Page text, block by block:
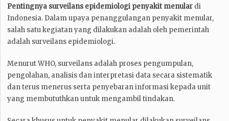
Pentingnya surveilans epidemiologi penyakit menular di
Indonesia. Dalam upaya penanggulangan penyakit menular,
salah satu kegiatan yang dilakukan adalah oleh pemerintah
adalah surveilans epidemiologi.
Menurut WHO, surveilans adalah proses pengumpulan,
pengolahan, analisis dan interpretasi data secara sistematik
dan terus menerus serta penyebaran informasi kepada unit
yang membututhkan untuk mengambil tindakan.